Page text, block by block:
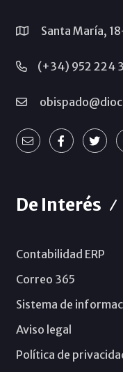
Santa María,
(+34) 952 224
De Interés
Contabilidad ERP
Correo 365
Sistema de
Aviso legal
Política de